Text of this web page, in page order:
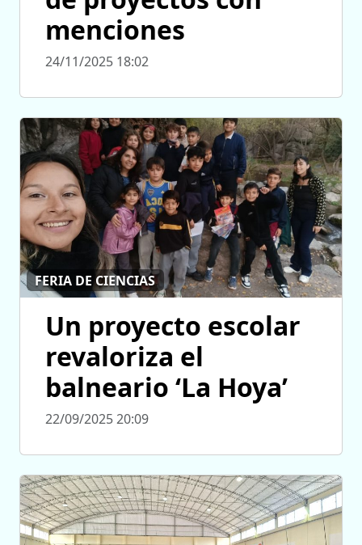
menciones
24/11/2025 18:02
FERIA DE CIENCIAS
Un proyecto escolar
revaloriza el
balneario ‘La Hoya’
22/09/2025 20:09